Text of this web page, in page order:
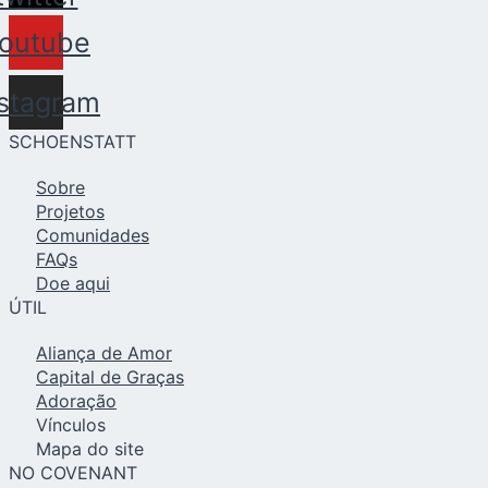
SCHOENSTATT
Sobre
Projetos
Comunidades
FAQs
Doe aqui
ÚTIL
Aliança de Amor
Capital de Graças
Adoração
Vínculos
Mapa do site
NO COVENANT